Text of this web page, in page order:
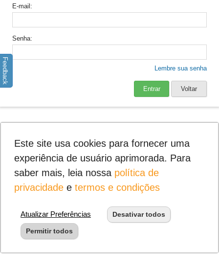
E-mail
Senha
Lembre sua senha
Entrar Voltar
Feedback
Este site usa cookies para fornecer uma
experiência de usuário aprimorada. Para
saber mais, leia nossa política de
privacidadee termos e condições
Atualizar Preferências Desativar todos
Permitir todos